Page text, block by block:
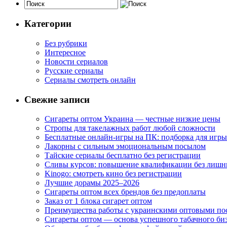
Категории
Без рубрики
Интересное
Новости сериалов
Русские сериалы
Сериалы смотреть онлайн
Свежие записи
Сигареты оптом Украина — честные низкие цены
Стропы для такелажных работ любой сложности
Бесплатные онлайн-игры на ПК: подборка для игры
Лакорны с сильным эмоциональным посылом
Тайские сериалы бесплатно без регистрации
Сливы курсов: повышение квалификации без
Kinogo: смотреть кино без регистрации
Лучшие дорамы 2025–2026
Сигареты оптом всех брендов без предоплаты
Заказ от 1 блока сигарет оптом
Преимущества работы с украинскими оптовыми
Сигареты оптом — основа успешного табачного